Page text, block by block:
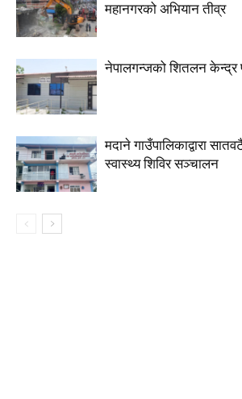
महानगरको अभियान तीव्र
नेपालगन्जको शितलन केन्द्र
मदाने गाउँपालिकाद्वारा
स्वास्थ्य शिविर सञ्चालन